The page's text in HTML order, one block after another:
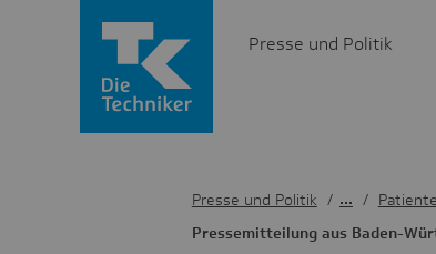
Presse und Politik
Pres­se­mit­tei­lung aus Baden-
Presse und Politik /